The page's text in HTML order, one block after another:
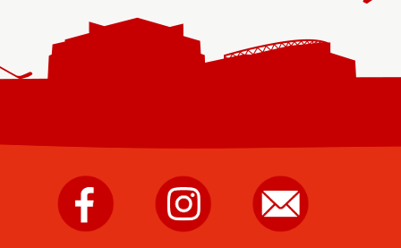
Timrå
kommun
Facebook.
Timrå
kommun
på
Instagram.
Skicka
e-
post
till